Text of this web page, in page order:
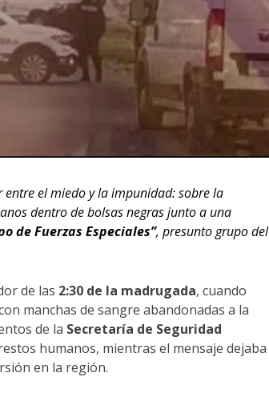
entre el miedo y la impunidad: sobre la
dentro de bolsas negras junto a una
de Fuerzas Especiales”, presunto grupo del
de las 2:30 de la madrugada, cuando
manchas de sangre abandonadas a la
de la Secretaría de Seguridad
humanos, mientras el mensaje dejaba
en la región.